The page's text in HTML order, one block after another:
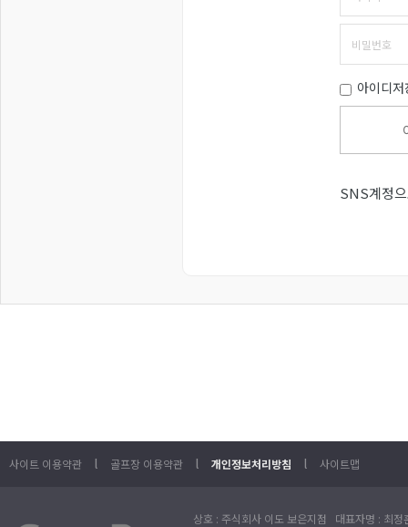
아이디
SNS계정
사이트 이용약관 l 골프장 이용약관 l 개인정보처리방침 l 사이트맵
상호 : 주식회사 이도 보은지점 대표자명 : 최